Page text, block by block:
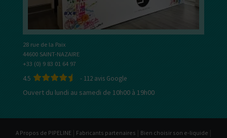
28 rue de la Paix
44600 SAINT-NAZAIRE
+33 (0) 9 83 01 64 97
4.5 - 112 avis Google
Ouvert du lundi au samedi de 10h00 à 19h00
A Propos de PIPELINE | Fabricants partenaires | Bien choisir son e-liquide |